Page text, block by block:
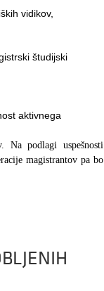
vidikov,
študijski
aktivnega
Na podlagi uspešnosti
magistrantov pa bo